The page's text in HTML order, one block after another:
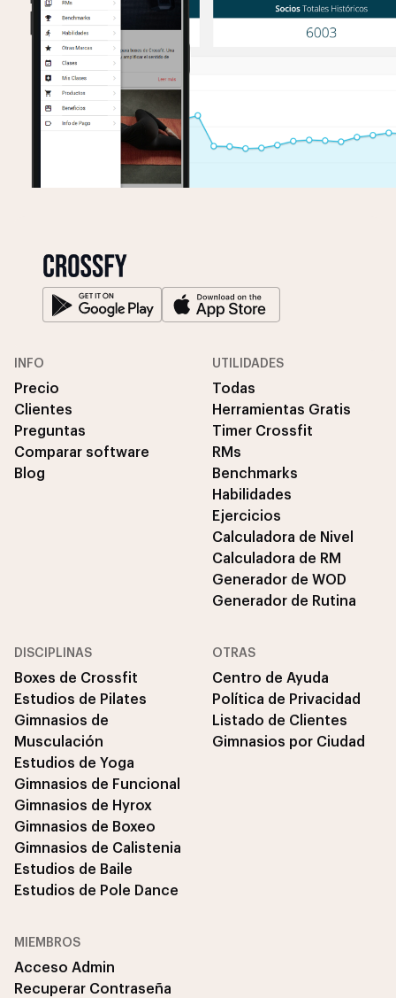
INFO
Precio
Clientes
Preguntas
Comparar software
Blog
UTILIDADES
Todas
Herramientas Gratis
Timer Crossfit
RMs
Benchmarks
Habilidades
Ejercicios
Calculadora de Nivel
Calculadora de RM
Generador de WOD
Generador de Rutina
DISCIPLINAS
Boxes de Crossfit
Estudios de Pilates
Gimnasios de
Musculación
Estudios de Yoga
Gimnasios de Funcional
Gimnasios de Hyrox
Gimnasios de Boxeo
Gimnasios de Calistenia
Estudios de Baile
Estudios de Pole Dance
OTRAS
Centro de Ayuda
Política de Privacidad
Listado de Clientes
Gimnasios por Ciudad
MIEMBROS
Acceso Admin
Recuperar Contraseña